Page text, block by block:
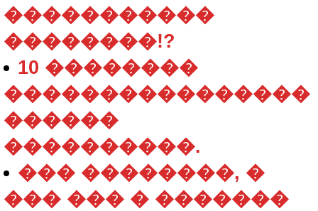
�����������
��������!?
10 ��������
����������������
������
����������.
��� ��������, �
��� ��� � �������